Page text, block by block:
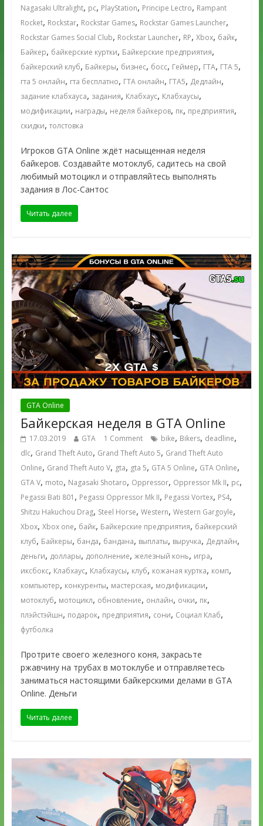
Nagasaki Ultralight, pc, PlayStation, Principe Lectro, Rampant
Rocket, Rockstar, Rockstar Games, Rockstar Games Launcher,
Rockstar Games Social Club, Rockstar Launcher, RP, Xbox, байк,
Байкер, байкерские куртки, Байкерские предприятия,
байкерский клуб, Байкеры, бизнес, босс, Геймер, ГТА, ГТА 5,
гта 5 онлайн, гта бесплатно, ГТА онлайн, ГТА5, Дедлайн,
задание клабхауса, задания, Клабхаус, Клабхаусы,
модификации, награды, неделя байкеров, пк, предприятия,
скидки, толстовка
Игроков GTA Online ждёт насыщенная неделя
байкеров. Создавайте мотоклуб, садитесь на свой
любимый мотоцикл и отправляйтесь выполнять
задания в Лос-Сантос
Читать далее
GTA Online
Байкерская неделя в GTA Online
17.03.2019 GTA 1 Comment bike, Bikers, deadline,
dlc, Grand Theft Auto, Grand Theft Auto 5, Grand Theft Auto
Online, Grand Theft Auto V, gta, gta 5, GTA 5 Online, GTA Online,
GTA V, moto, Nagasaki Shotaro, Oppressor, Oppressor Mk II, pc,
Pegassi Bati 801 , Pegassi Oppressor Mk II, Pegassi Vortex, PS4,
Shitzu Hakuchou Drag, Steel Horse, Western, Western Gargoyle,
Xbox, Xbox one, байк, Байкерские предприятия, байкерский
клуб, Байкеры, банда, бандана, выплаты, выручка, Дедлайн,
деньги, доллары, дополнение, железный конь, игра,
иксбокс, Клабхаус, Клабхаусы, клуб, кожаная куртка, комп,
компьютер, конкуренты, мастерская, модификации,
мотоклуб, мотоцикл, обновление, онлайн, очки, пк,
плэйстэйшн, подарок, предприятия, сони, Социал Клаб,
футболка
Протрите своего железного коня, закрасьте
ржавчину на трубах в мотоклубе и отправляетесь
заниматься настоящими байкерскими делами в GTA
Online. Деньги
Читать далее